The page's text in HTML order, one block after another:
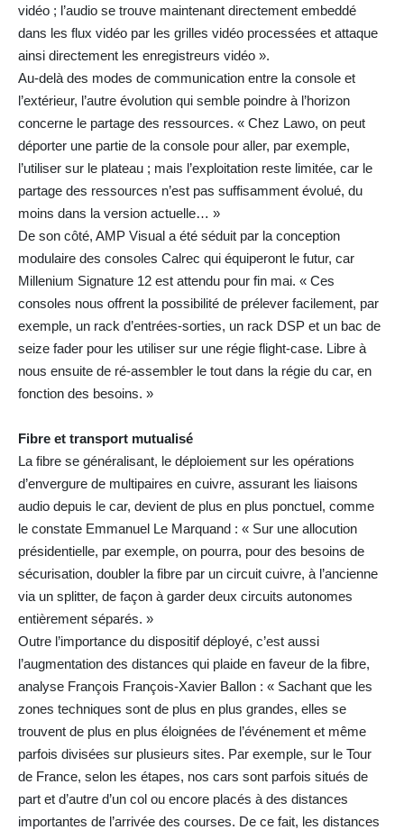
vidéo ; l’audio se trouve maintenant directement embeddé
dans les flux vidéo par les grilles vidéo processées et attaque
ainsi directement les enregistreurs vidéo ».
Au-delà des modes de communication entre la console et
l’extérieur, l’autre évolution qui semble poindre à l’horizon
concerne le partage des ressources. « Chez Lawo, on peut
déporter une partie de la console pour aller, par exemple,
l’utiliser sur le plateau ; mais l’exploitation reste limitée, car le
partage des ressources n’est pas suffisamment évolué, du
moins dans la version actuelle… »
De son côté, AMP Visual a été séduit par la conception
modulaire des consoles Calrec qui équiperont le futur, car
Millenium Signature 12 est attendu pour fin mai. « Ces
consoles nous offrent la possibilité de prélever facilement, par
exemple, un rack d’entrées-sorties, un rack DSP et un bac de
seize fader pour les utiliser sur une régie flight-case. Libre à
nous ensuite de ré-assembler le tout dans la régie du car, en
fonction des besoins. »
Fibre et transport mutualisé
La fibre se généralisant, le déploiement sur les opérations
d’envergure de multipaires en cuivre, assurant les liaisons
audio depuis le car, devient de plus en plus ponctuel, comme
le constate Emmanuel Le Marquand : « Sur une allocution
présidentielle, par exemple, on pourra, pour des besoins de
sécurisation, doubler la fibre par un circuit cuivre, à l’ancienne
via un splitter, de façon à garder deux circuits autonomes
entièrement séparés. »
Outre l’importance du dispositif déployé, c’est aussi
l’augmentation des distances qui plaide en faveur de la fibre,
analyse François François-Xavier Ballon : « Sachant que les
zones techniques sont de plus en plus grandes, elles se
trouvent de plus en plus éloignées de l’événement et même
parfois divisées sur plusieurs sites. Par exemple, sur le Tour
de France, selon les étapes, nos cars sont parfois situés de
part et d’autre d’un col ou encore placés à des distances
importantes de l’arrivée des courses. De ce fait, les distances